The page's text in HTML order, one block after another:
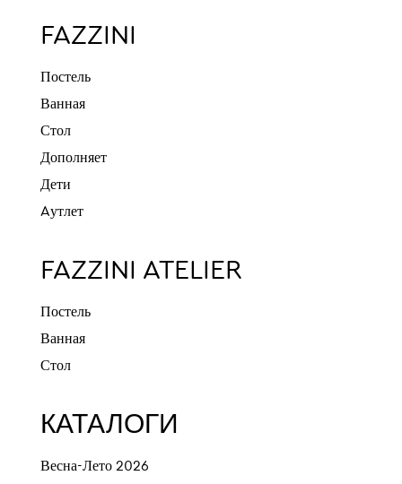
FAZZINI
Постель
Ванная
Стол
Дополняет
Дети
Aутлет
FAZZINI ATELIER
Постель
Ванная
Стол
КАТАЛОГИ
Весна-Лето 2026